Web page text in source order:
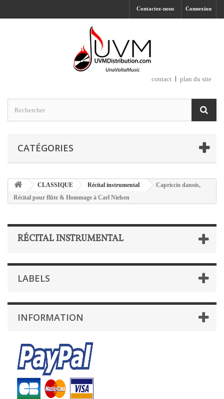
Connexion
Contactez-nous
contact plan du site
CATÉGORIES
CLASSIQUE Récital instrumental
Capriccio danois,
Récital pour flûte & Hommage à Carl Nielsen
RÉCITAL INSTRUMENTAL
LABELS
INFORMATION